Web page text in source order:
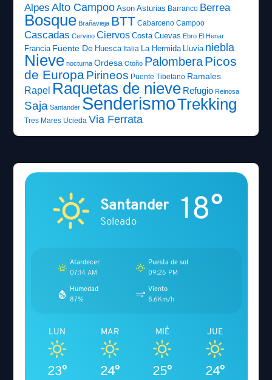
Alpes Alto Campoo Ason Asturias Barranco Berrea
Bosque Brañavieja BTT Cabarceno Campoo
Cascadas Cervino Ciervos Costa Cuevas Ebro El Henar
Francia Fuente De Huesca Italia La Hermida Lluvia niebla
Nieve nocturna Ordesa Otoño PalomberaPicos
de EuropaPirineos Puente Tibetano Ramales
Rapel Raquetas de nieve Refugio Reinosa
Saja Santander SenderismoTrekking
Tres Mares Ucieda Via Ferrata
Santander
Soleado 18°
Atardecer
07:14 AM
Puesta de sol
09:26 PM
Humedad
87%
Viento
8.6Km/h
LUN
23°
MAR
24°
MIÉ
25°
JUE
24°